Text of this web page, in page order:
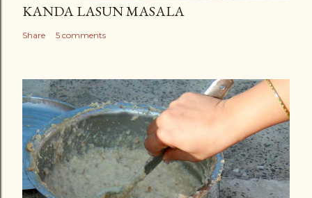
KANDA LASUN MASALA
Share 5 comments